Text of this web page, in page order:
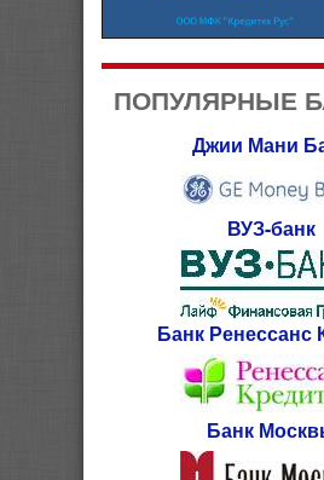
ПОПУЛЯРНЫЕ
Джии Мани
ВУЗ-банк
Банк Ренессанс
Банк